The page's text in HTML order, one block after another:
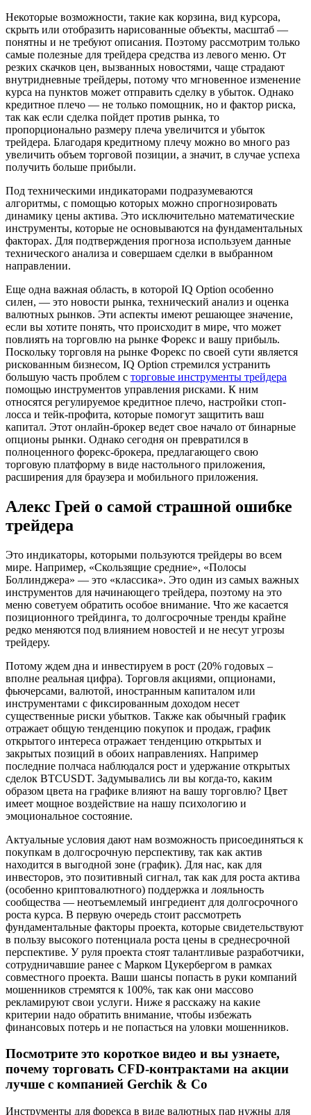
Некоторые возможности, такие как корзина, вид курсора,
скрыть или отобразить нарисованные объекты, масштаб —
понятны и не требуют описания. Поэтому рассмотрим только
самые полезные для трейдера средства из левого меню. От
резких скачков цен, вызванных новостями, чаще страдают
внутридневные трейдеры, потому что мгновенное изменение
курса на пунктов может отправить сделку в убыток. Однако
кредитное плечо — не только помощник, но и фактор риска,
так как если сделка пойдет против рынка, то
пропорционально размеру плеча увеличится и убыток
трейдера. Благодаря кредитному плечу можно во много раз
увеличить объем торговой позиции, а значит, в случае успеха
получить больше прибыли.
Под техническими индикаторами подразумеваются
алгоритмы, с помощью которых можно спрогнозировать
динамику цены актива. Это исключительно математические
инструменты, которые не основываются на фундаментальных
факторах. Для подтверждения прогноза используем данные
технического анализа и совершаем сделки в выбранном
направлении.
Еще одна важная область, в которой IQ Option особенно
силен, — это новости рынка, технический анализ и оценка
валютных рынков. Эти аспекты имеют решающее значение,
если вы хотите понять, что происходит в мире, что может
повлиять на торговлю на рынке Форекс и вашу прибыль.
Поскольку торговля на рынке Форекс по своей сути является
рискованным бизнесом, IQ Option стремился устранить
большую часть проблем с торговые инструменты трейдера
помощью инструментов управления рисками. К ним
относятся регулируемое кредитное плечо, настройки стоп-
лосса и тейк-профита, которые помогут защитить ваш
капитал. Этот онлайн-брокер ведет свое начало от бинарные
опционы рынки. Однако сегодня он превратился в
полноценного форекс-брокера, предлагающего свою
торговую платформу в виде настольного приложения,
расширения для браузера и мобильного приложения.
Алекс Грей о самой страшной ошибке
трейдера
Это индикаторы, которыми пользуются трейдеры во всем
мире. Например, «Скользящие средние», «Полосы
Боллинджера» — это «классика». Это один из самых важных
инструментов для начинающего трейдера, поэтому на это
меню советуем обратить особое внимание. Что же касается
позиционного трейдинга, то долгосрочные тренды крайне
редко меняются под влиянием новостей и не несут угрозы
трейдеру.
Потому ждем дна и инвестируем в рост (20% годовых –
вполне реальная цифра). Торговля акциями, опционами,
фьючерсами, валютой, иностранным капиталом или
инструментами с фиксированным доходом несет
существенные риски убытков. Также как обычный график
отражает общую тенденцию покупок и продаж, график
открытого интереса отражает тенденцию открытых и
закрытых позиций в обоих направлениях. Например
последние полчаса наблюдался рост и удержание открытых
сделок BTCUSDT. Задумывались ли вы когда-то, каким
образом цвета на графике влияют на вашу торговлю? Цвет
имеет мощное воздействие на нашу психологию и
эмоциональное состояние.
Актуальные условия дают нам возможность присоединяться к
покупкам в долгосрочную перспективу, так как актив
находится в выгодной зоне (график). Для нас, как для
инвесторов, это позитивный сигнал, так как для роста актива
(особенно криптовалютного) поддержка и лояльность
сообщества — неотъемлемый ингредиент для долгосрочного
роста курса. В первую очередь стоит рассмотреть
фундаментальные факторы проекта, которые свидетельствуют
в пользу высокого потенциала роста цены в среднесрочной
перспективе. У руля проекта стоят талантливые разработчики,
сотрудничавшие ранее с Марком Цукербергом в рамках
совместного проекта. Ваши шансы попасть в руки компаний
мошенников стремятся к 100%, так как они массово
рекламируют свои услуги. Ниже я расскажу на какие
критерии надо обратить внимание, чтобы избежать
финансовых потерь и не попасться на уловки мошенников.
Посмотрите это короткое видео и вы узнаете,
почему торговать CFD-контрактами на акции
лучше с компанией Gerchik & Co
Инструменты для форекса в виде валютных пар нужны для